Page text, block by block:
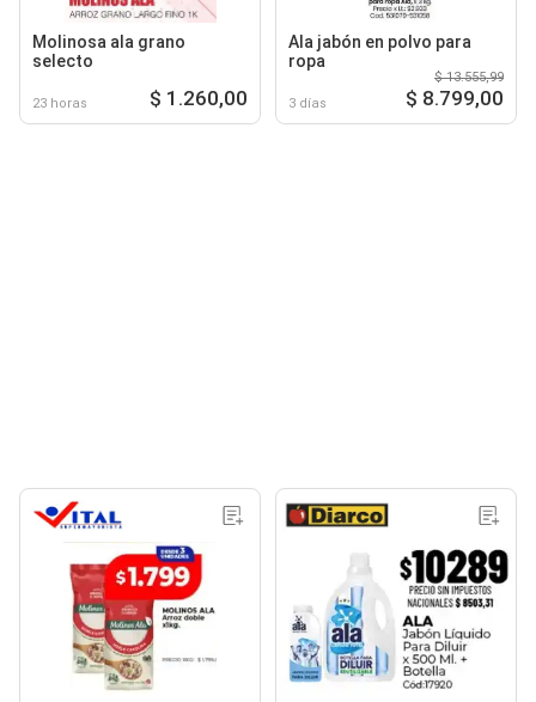
Molinosa ala grano
selecto
23 horas $ 1.260,00
Ala jabón en polvo para
ropa
3 días
$ 13.555,99
$ 8.799,00